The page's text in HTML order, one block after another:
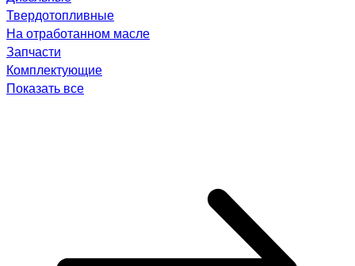
Твердотопливные
На отработанном масле
Запчасти
Комплектующие
Показать все